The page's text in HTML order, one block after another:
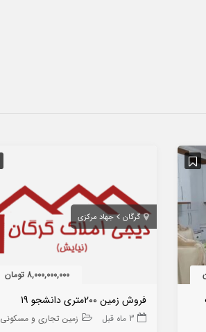
گرگان جهاد مرکزی
8,000,000,000 تومان
فروش زمین 200متری دانشجو 19
3 ماه قبل زمین تجاری و مسکونی